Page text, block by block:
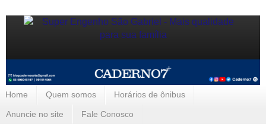
Home Quem somos Horários de ônibus
Anuncie no site Fale Conosco